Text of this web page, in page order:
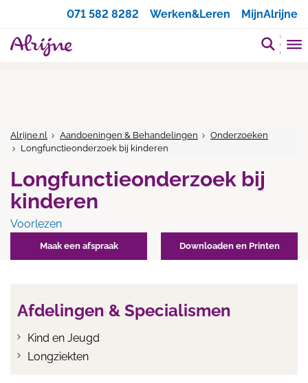
071 582 8282
Werken&Leren MijnAlrijne
Alrijne.nl Aandoeningen & Behandelingen
Onderzoeken
Longfunctieonderzoek bij kinderen
Longfunctieonderzoek bij
kinderen
Voorlezen
Maak een afspraak Downloaden en Printen
Afdelingen & Specialismen
Kind en Jeugd
Longziekten